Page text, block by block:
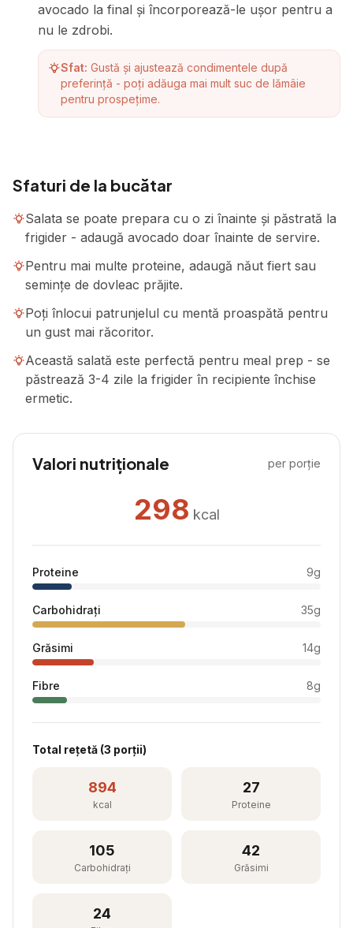
avocado la final și încorporează-le ușor pentru a
nu le zdrobi.
Sfat: Gustă și ajustează condimentele după
preferință - poți adăuga mai mult suc de lămâie
pentru prospețime.
Sfaturi de la bucătar
Salata se poate prepara cu o zi înainte și păstrată la
frigider - adaugă avocado doar înainte de servire.
Pentru mai multe proteine, adaugă năut fiert sau
semințe de dovleac prăjite.
Poți înlocui patrunjelul cu mentă proaspătă pentru
un gust mai răcoritor.
Această salată este perfectă pentru meal prep - se
păstrează 3-4 zile la frigider în recipiente închise
ermetic.
Valori nutriționale per porție
298 kcal
Proteine 9g
Carbohidrați 35g
Grăsimi 14g
Fibre 8g
Total rețetă (3 porții)
894
kcal
27
Proteine
105
Carbohidrați
42
Grăsimi
24